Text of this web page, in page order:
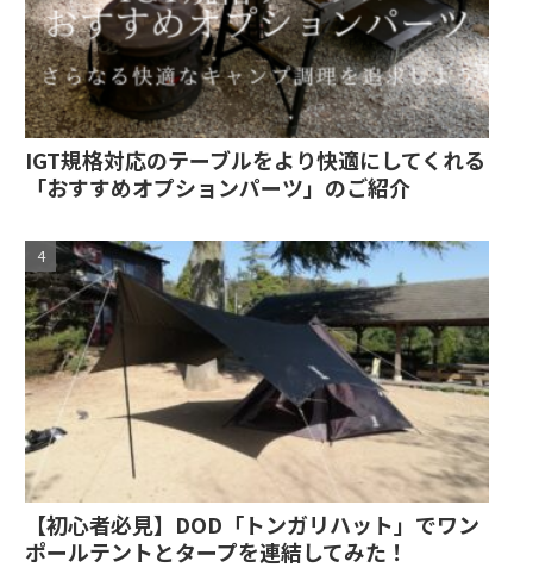
IGT規格対応のテーブルをより快適にしてくれる
「おすすめオプションパーツ」のご紹介
【初心者必見】DOD「トンガリハット」でワン
ポールテントとタープを連結してみた！